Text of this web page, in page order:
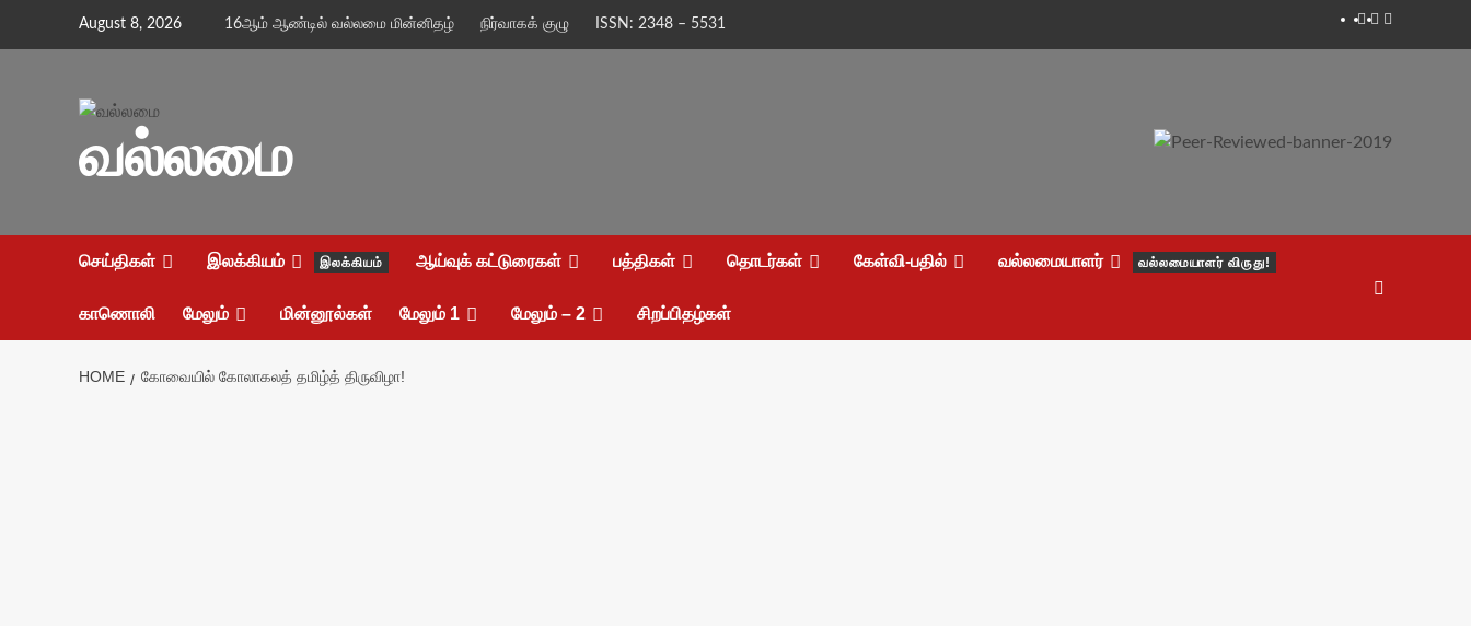
August 8, 2026 16ஆம் ஆண்டில் வல்லமை மின்னிதழ் நிர்வாகக் குழு ISSN: 2348 – 5531 Facebook
Twitter
Youtube
வல்லமை
செய்திகள் இலக்கியம் இலக்கியம் ஆய்வுக் கட்டுரைகள் பத்திகள் தொடர்கள் கேள்வி-பதில் வல்லமையாளர் வல்லமையாளர் விருது!
காணொலி மேலும் மின்னூல்கள் மேலும் 1 மேலும் – 2 சிறப்பிதழ்கள்
HOME கோவையில் கோலாகலத் தமிழ்த் திருவிழா!